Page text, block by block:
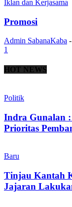
Iklan dan Kerjasama
Promosi
Admin SabanaKaba -
1
HOT NEWS
Politik
Indra Gunalan
Prioritas
Baru
Tinjau Kantah
Jajaran